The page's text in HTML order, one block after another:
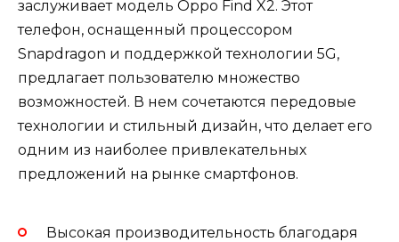
заслуживает модель Oppo Find X2. Этот
телефон, оснащенный процессором
Snapdragon и поддержкой технологии 5G,
предлагает пользователю множество
возможностей. В нем сочетаются передовые
технологии и стильный дизайн, что делает его
одним из наиболее привлекательных
предложений на рынке смартфонов.
Высокая производительность благодаря